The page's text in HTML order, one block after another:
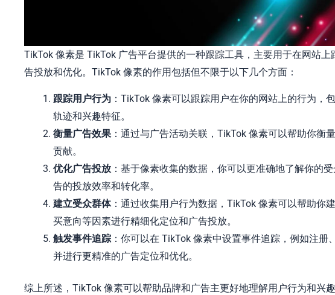
TikTok 像素是 TikTok 广告平台提供的一种跟踪工具，主要用于在网站
告投放和优化。TikTok 像素的作用包括但不限于以下几个方面：
跟踪用户行为 ：TikTok 像素可以跟踪用户在你的网站上的行为，
轨迹和兴趣特征。
衡量广告效果 ：通过与广告活动关联，TikTok 像素可以帮助你衡
贡献。
优化广告投放 ：基于像素收集的数据，你可以更准确地了解你的
告的投放效率和转化率。
建立受众群体：通过收集用户行为数据，TikTok 像素可以帮助你
买意向等因素进行精细化定位和广告投放。
触发事件追踪 ：你可以在 TikTok 像素中设置事件追踪，例如注
并进行更精准的广告定位和优化。
综上所述，TikTok 像素可以帮助品牌和广告主更好地理解用户行为和兴